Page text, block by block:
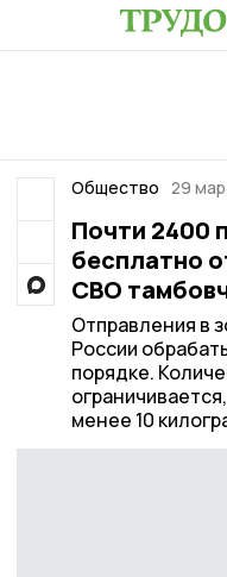
Общество 29
Почти 2400
бесплатно
СВО
Отправления в
России
порядке.
менее 10